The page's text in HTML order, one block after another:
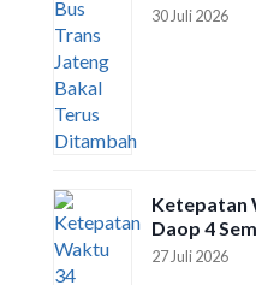
30 Juli 2026
Ketepatan
Daop 4
27 Juli 2026